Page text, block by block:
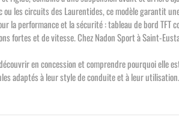
les circuits des Laurentides, ce modèle garantit
performance et la sécurité : tableau de bord TFT
et de vitesse. Chez Nadon Sport à Saint-
en concession et comprendre pourquoi elle
adaptés à leur style de conduite et à leur